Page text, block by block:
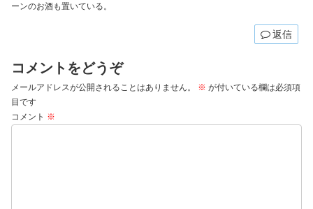
ーンのお酒も置いている。
返信
コメントをどうぞ
メールアドレスが公開されることはありません。 ※ が付いている欄は必須項
目です
コメント ※